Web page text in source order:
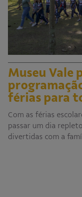
Museu Vale
férias para
Com as férias
passar um dia
divertidas com a